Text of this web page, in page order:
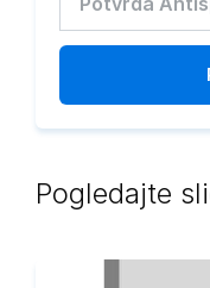
Pogledajte